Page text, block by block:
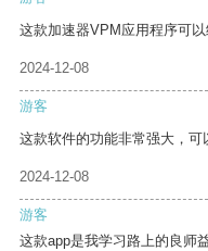
这款加速器VPM应用程序可
2024-12-08
游客
这款软件的功能非常强大，可
2024-12-08
游客
这款app是我学习路上的良师